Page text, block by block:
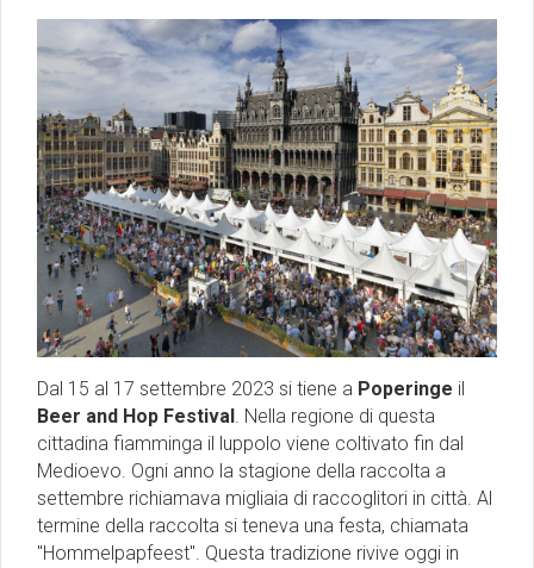
Dal 15 al 17 settembre 2023 si tiene a Poperinge il
Beer and Hop Festival. Nella regione di questa
cittadina fiamminga il luppolo viene coltivato fin dal
Medioevo. Ogni anno la stagione della raccolta a
settembre richiamava migliaia di raccoglitori in città. Al
termine della raccolta si teneva una festa, chiamata
"Hommelpapfeest". Questa tradizione rivive oggi in